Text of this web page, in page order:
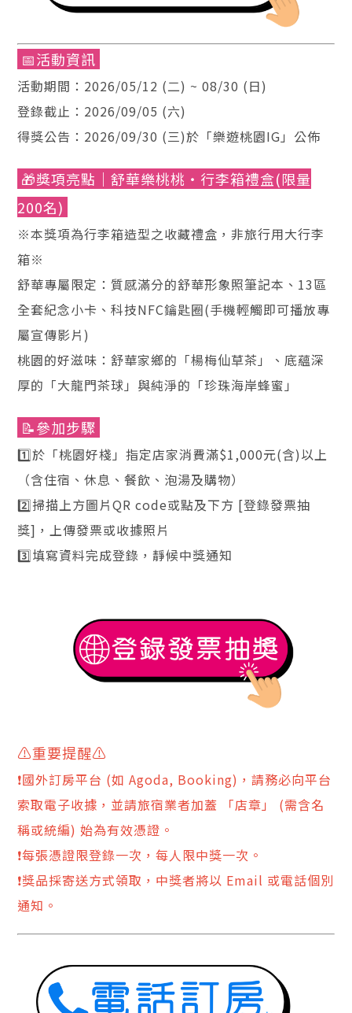
📅活動資訊
活動期間：2026/05/12 (二) ~ 08/30 (日)
登錄截止：2026/09/05 (六)
得獎公告：2026/09/30 (三)於「樂遊桃園IG」公佈
🎁獎項亮點｜舒華樂桃桃・行李箱禮盒(限量
200名)
※本獎項為行李箱造型之收藏禮盒，非旅行用大行李
箱※
舒華專屬限定：質感滿分的舒華形象照筆記本、13區
全套紀念小卡、科技NFC鑰匙圈(手機輕觸即可播放專
屬宣傳影片)
桃園的好滋味：舒華家鄉的「楊梅仙草茶」、底蘊深
厚的「大龍門茶球」與純淨的「珍珠海岸蜂蜜」
📝參加步驟
1️⃣於「桃園好棧」指定店家消費滿$1,000元(含)以上
（含住宿、休息、餐飲、泡湯及購物）
2️⃣掃描上方圖片QR code或點及下方 [登錄發票抽
獎]，上傳發票或收據照片
3️⃣填寫資料完成登錄，靜候中獎通知
⚠️重要提醒⚠️
❗️國外訂房平台 (如 Agoda, Booking)，請務必向平台
索取電子收據，並請旅宿業者加蓋 「店章」 (需含名
稱或統編) 始為有效憑證。
❗️每張憑證限登錄一次，每人限中獎一次。
❗️獎品採寄送方式領取，中獎者將以 Email 或電話個別
通知。